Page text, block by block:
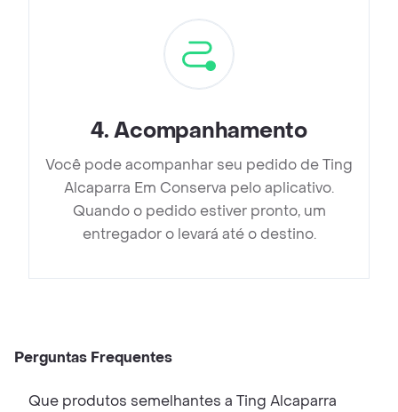
4.Acompanhamento
Você pode acompanhar seu pedido de Ting
Alcaparra Em Conserva pelo aplicativo.
Quando o pedido estiver pronto, um
entregador o levará até o destino.
Perguntas Frequentes
Que produtos semelhantes a Ting Alcaparra